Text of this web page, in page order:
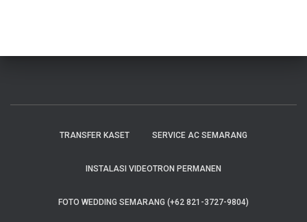
TRANSFER KASET SERVICE AC SEMARANG
INSTALASI VIDEOTRON PERMANEN
FOTO WEDDING SEMARANG (+62 821-3727-9804)